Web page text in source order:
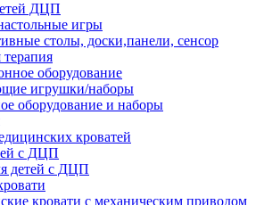
ДЦП
игры
столы, доски,панели, сенсор
оборудование
игрушки/наборы
оборудование и наборы
кроватей
с ДЦП
детей с ДЦП
кровати с механическим приводом